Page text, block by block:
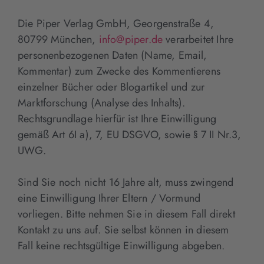
Die Piper Verlag GmbH, Georgenstraße 4,
80799 München, info@piper.deverarbeitet Ihre
personenbezogenen Daten (Name, Email,
Kommentar) zum Zwecke des Kommentierens
einzelner Bücher oder Blogartikel und zur
Marktforschung (Analyse des Inhalts).
Rechtsgrundlage hierfür ist Ihre Einwilligung
gemäß Art 6I a), 7, EU DSGVO, sowie § 7 II Nr.3,
UWG.
Sind Sie noch nicht 16 Jahre alt, muss zwingend
eine Einwilligung Ihrer Eltern / Vormund
vorliegen. Bitte nehmen Sie in diesem Fall direkt
Kontakt zu uns auf. Sie selbst können in diesem
Fall keine rechtsgültige Einwilligung abgeben.